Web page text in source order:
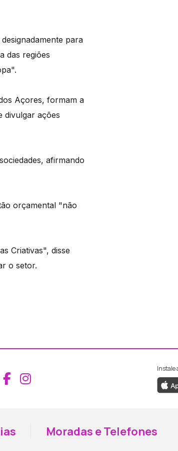
para
das regiões
Açores, formam a
divulgar ações
afirmando
orçamental "não
Criativas", disse
o setor.
Aceder ao Facebook da
Aceder ao Instagram da
Instale
Moradas e Telefones